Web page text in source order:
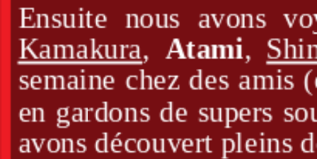
Ensuite nous avons
Kamakura, Atami,
semaine chez des amis
en gardons de supers
avons découvert pleins